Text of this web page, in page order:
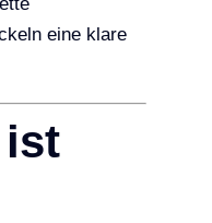
eine klare